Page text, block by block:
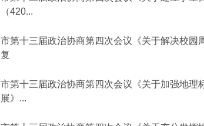
（420...
市第十三届政治协商第四次会议《关于解决校园
复
市第十三届政治协商第四次会议《关于加强地理
展》...